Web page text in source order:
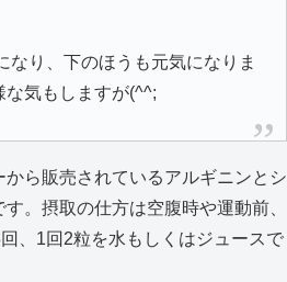
なり、下のほうも元気になりま
気もしますが(^^;
ら販売されているアルギニンとシ
。摂取の仕方は空腹時や運動前、
、1回2粒を水もしくはジュースで